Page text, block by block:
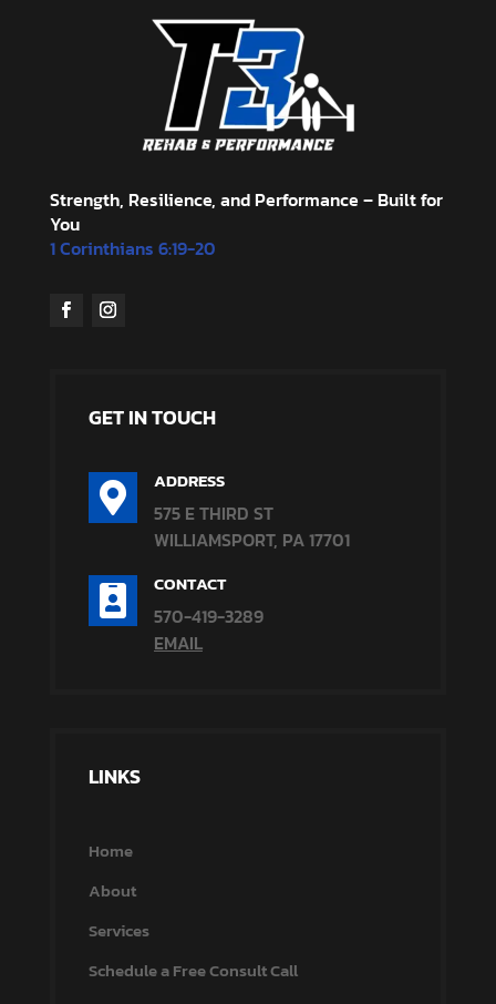
Strength, Resilience, and Performance – Built for
You
1 Corinthians 6:19-20
GET IN TOUCH
 ADDRESS
575 E THIRD ST
WILLIAMSPORT, PA 17701
 CONTACT
570-419-3289
EMAIL
LINKS
Home
About
Services
Schedule a Free Consult Call